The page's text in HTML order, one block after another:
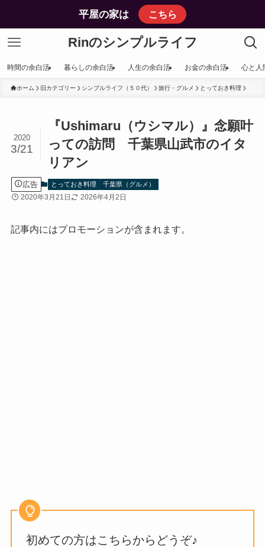
平屋の家は こちら
Rinのシンプルライフ
時間の余白活 暮らしの余白活 人生の余白活 お金の余白活 心と人
ホーム 旧カテゴリー シンプルライフ（５０代） 旅行・グルメ とっておき料理
『Ushimaru（ウシマル）』念願叶
っての訪問 千葉県山武市のイタ
リアン
2020
3/21
広告 とっておき料理 千葉県（グルメ）
2020年3月21日 2026年4月2日
記事内にはプロモーションが含まれます。
初めての方はこちらからどうぞ♪